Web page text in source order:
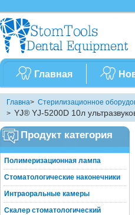
Главная
Главна> Стерилизационное
> YJ® YJ-5200D 10л
Продукт категория
Полимеризационная лампа
Стоматологические наконечники
Интраоральные камеры
Скалер стоматологический